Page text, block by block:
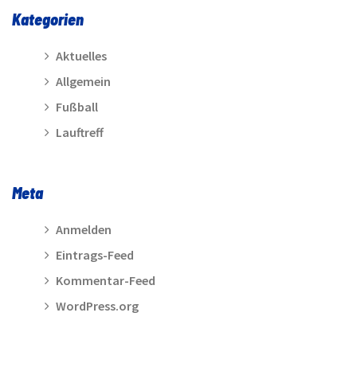
Kategorien
Aktuelles
Allgemein
Fußball
Lauftreff
Meta
Anmelden
Eintrags-Feed
Kommentar-Feed
WordPress.org